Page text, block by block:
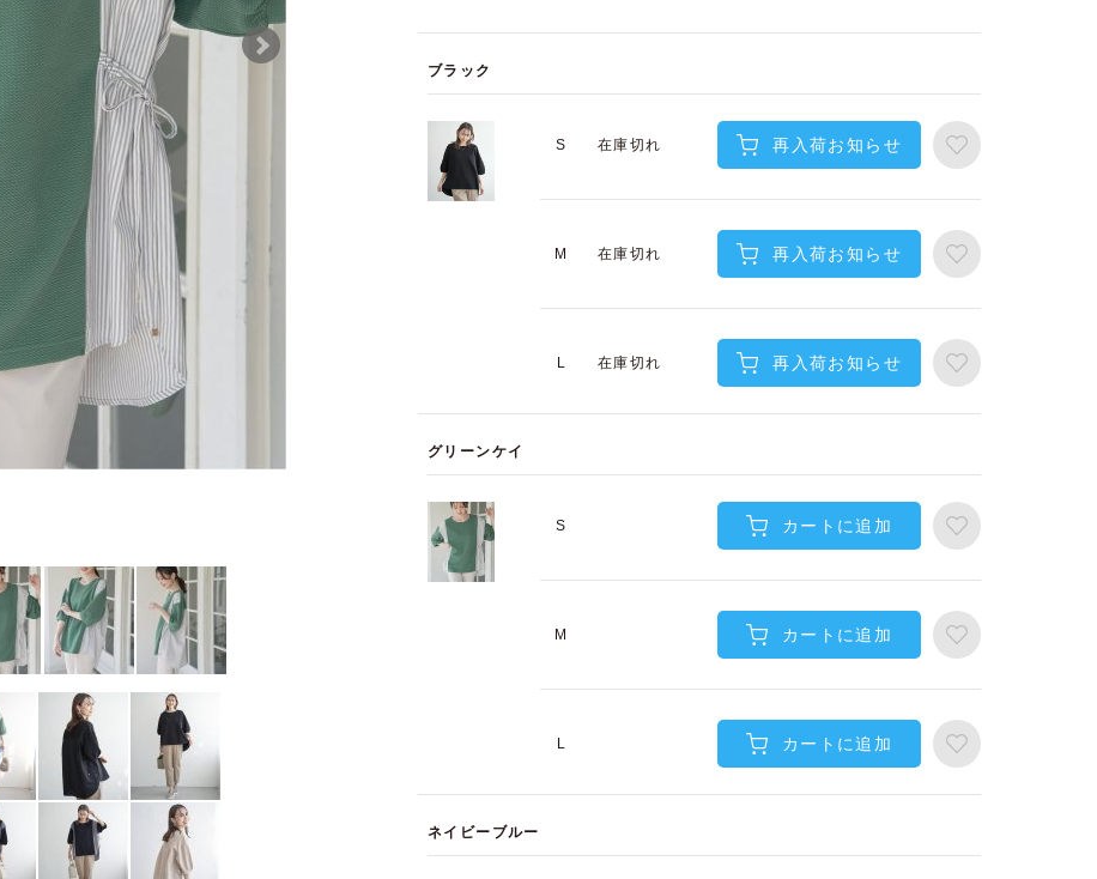
ブラック
S 在庫切れ 再入荷お知らせ
M 在庫切れ 再入荷お知らせ
L 在庫切れ 再入荷お知らせ
グリーンケイ
S カートに追加
M カートに追加
L カートに追加
ネイビーブルー